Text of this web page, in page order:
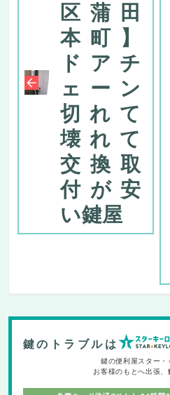
区蒲田
本町】
ドアチ
ェーン
切れて
壊れて
交換取
付が安
い鍵屋
鍵のトラブルは
鍵の便利屋スター・
お客様のもとへ出張